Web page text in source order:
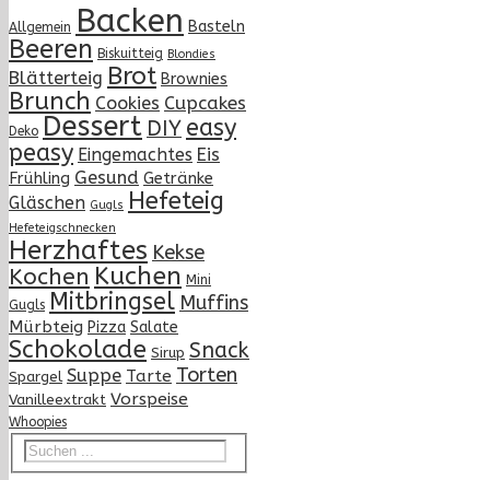
Allgemein Backen Basteln
Beeren Biskuitteig Blondies
Blätterteig Brot Brownies
Brunch Cookies Cupcakes
Deko Dessert DIY easy
peasy Eingemachtes Eis
Frühling Gesund Getränke
Gläschen Gugls Hefeteig
Hefeteigschnecken
Herzhaftes Kekse
Kochen Kuchen Mini
Gugls Mitbringsel Muffins
Mürbteig Pizza Salate
Schokolade Sirup Snack
Spargel Suppe Tarte Torten
Vanilleextrakt Vorspeise
Whoopies